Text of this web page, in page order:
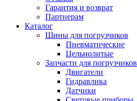
Гарантия и возврат
Партнерам
Каталог
Шины для погрузчиков
Пневматические
Цельнолитые
Запчасти для погрузчиков
Двигатели
Гидравлика
Датчики